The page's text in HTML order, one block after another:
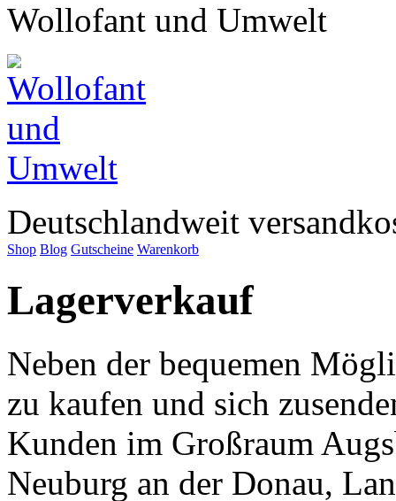
Wollofant und Umwelt
Deutschlandweit
Shop Blog Gutscheine Warenkorb
Lagerverkauf
Neben der bequemen
zu kaufen und sich
Kunden im Großraum
Neuburg an der Donau,